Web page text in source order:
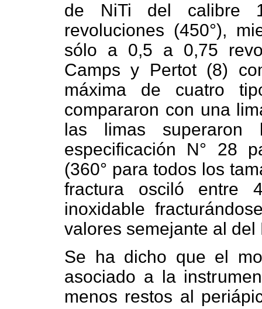
de NiTi del calibre
revoluciones (450°),
sólo a 0,5 a 0,75
Camps y Pertot (8)
máxima de cuatro
compararon con una
las limas
especificación N° 28
(360° para todos los
fractura osciló entre
inoxidable
valores semejante al del
Se ha dicho que el
asociado a la
menos restos al